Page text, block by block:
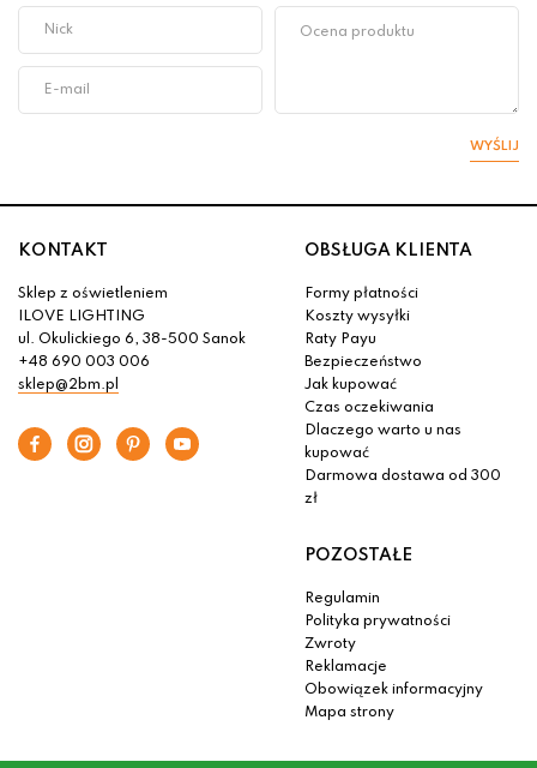
WYŚLIJ
KONTAKT
Sklep z oświetleniem
ILOVE LIGHTING
ul. Okulickiego 6, 38-500 Sanok
+48 690 003 006
sklep@2bm.pl
OBSŁUGA KLIENTA
Formy płatności
Koszty wysyłki
Raty Payu
Bezpieczeństwo
Jak kupować
Czas oczekiwania
Dlaczego warto u nas
kupować
Darmowa dostawa od 300
zł
POZOSTAŁE
Regulamin
Polityka prywatności
Zwroty
Reklamacje
Obowiązek informacyjny
Mapa strony